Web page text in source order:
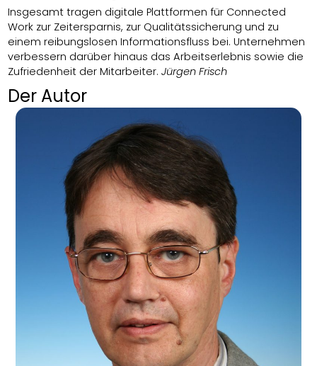
Insgesamt tragen digitale Plattformen für Connected
Work zur Zeitersparnis, zur Qualitätssicherung und zu
einem reibungslosen Informationsfluss bei. Unternehmen
verbessern darüber hinaus das Arbeitserlebnis sowie die
Zufriedenheit der Mitarbeiter.Jürgen Frisch
Der Autor